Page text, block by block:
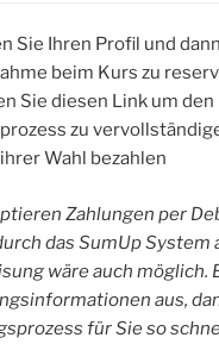
Sie Ihren Profil und
beim Kurs zu
Sie diesen Link um den
zu
Wahl bezahlen
Zahlungen per
das SumUp System
wäre auch möglich.
aus,
für Sie so